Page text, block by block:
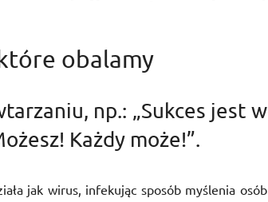
obalamy
np.: „Sukces jest w
Każdy może!”.
jak wirus, infekując sposób myślenia osób